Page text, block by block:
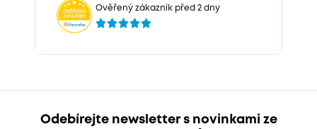
Ověřený zákazník před 2 dny
Odebírejte newsletter s novinkami ze